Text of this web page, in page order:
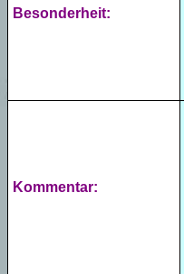
Besonderheit:
Kommentar: